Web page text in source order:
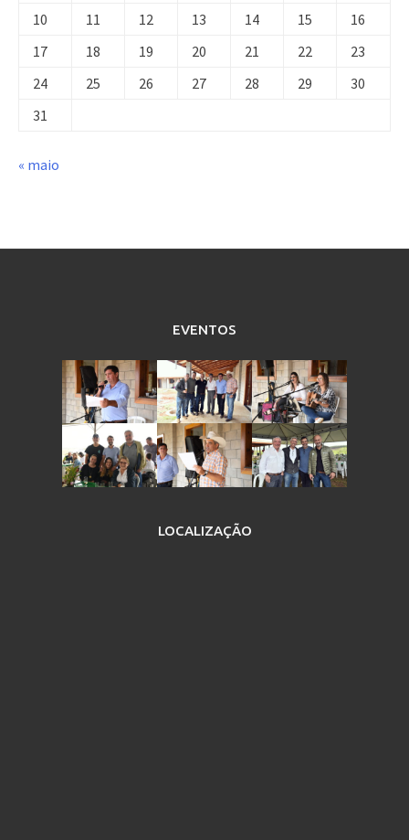
10
11 12 13 14 15
16
17
18 19 20 21 22
23
24
25 26 27 28 29
30
31
« maio
EVENTOS
LOCALIZAÇÃO